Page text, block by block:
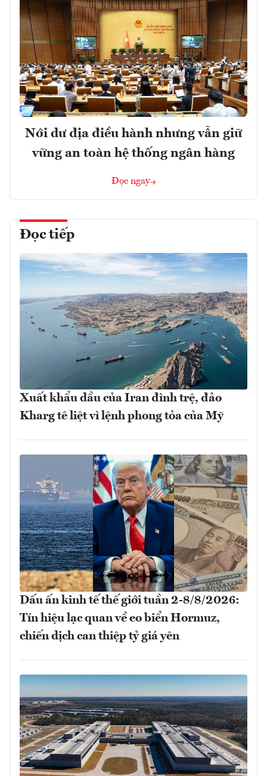
Nới dư địa điều hành nhưng vẫn giữ
vững an toàn hệ thống ngân hàng
Đọc ngay
Đọc tiếp
Xuất khẩu dầu của Iran đình trệ, đảo
Kharg tê liệt vì lệnh phong tỏa của Mỹ
Dấu ấn kinh tế thế giới tuần 2-8/8/2026:
Tín hiệu lạc quan về eo biển Hormuz,
chiến dịch can thiệp tỷ giá yên